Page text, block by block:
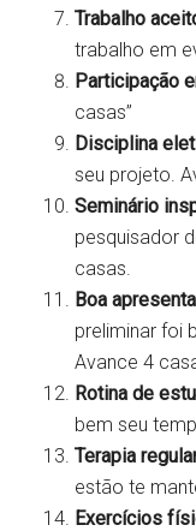
Trabalho
trabalho em
Participação
casas”
Disciplina
seu projeto.
Seminário
pesquisador
casas.
Boa
preliminar foi
Avance 4
Rotina de
bem seu
Terapia
estão te
Exercícios